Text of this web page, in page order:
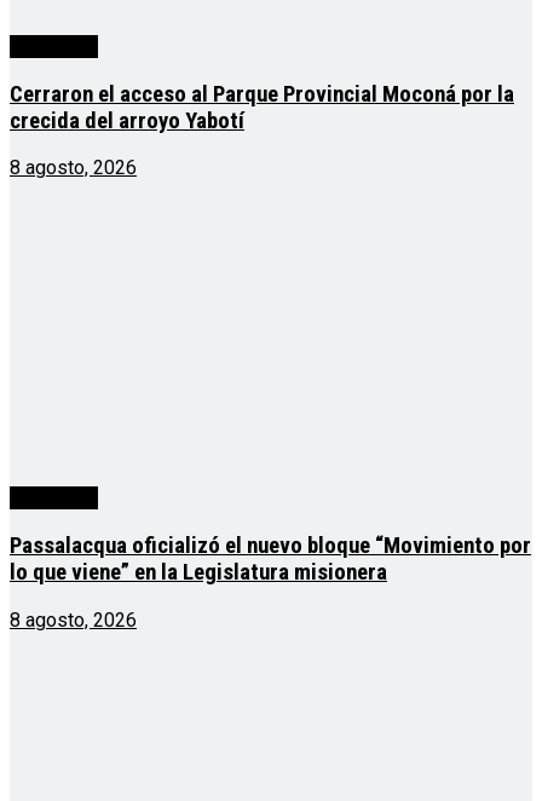
Cerraron el acceso al Parque Provincial Moconá por la
crecida del arroyo Yabotí
8 agosto, 2026
Passalacqua oficializó el nuevo bloque “Movimiento por
lo que viene” en la Legislatura misionera
8 agosto, 2026